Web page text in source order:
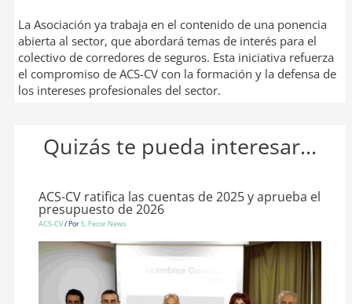
La Asociación ya trabaja en el contenido de una ponencia
abierta al sector, que abordará temas de interés para el
colectivo de corredores de seguros. Esta iniciativa refuerza
el compromiso de ACS-CV con la formación y la defensa de
los intereses profesionales del sector.
Quizás te pueda interesar...
ACS-CV ratifica las cuentas de 2025 y aprueba el
presupuesto de 2026
ACS-CV/ PorS. Fecor News